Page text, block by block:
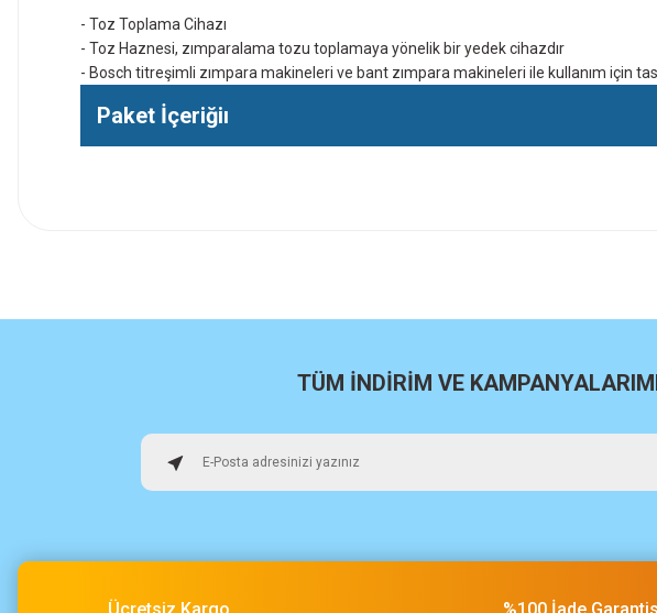
- Toz Toplama Cihazı
- Toz Haznesi, zımparalama tozu toplamaya yönelik bir yedek cihazdır
- Bosch titreşimli zımpara makineleri ve bant zımpara makineleri ile kullanım için
Paket İçeriğiı
Osman Alper | 15/05/2026
TÜM İNDİRİM VE